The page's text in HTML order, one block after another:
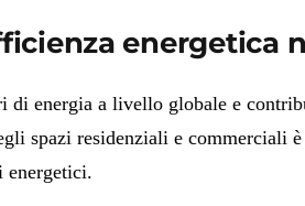
energetica
di energia a livello globale e
spazi residenziali e
energetici.